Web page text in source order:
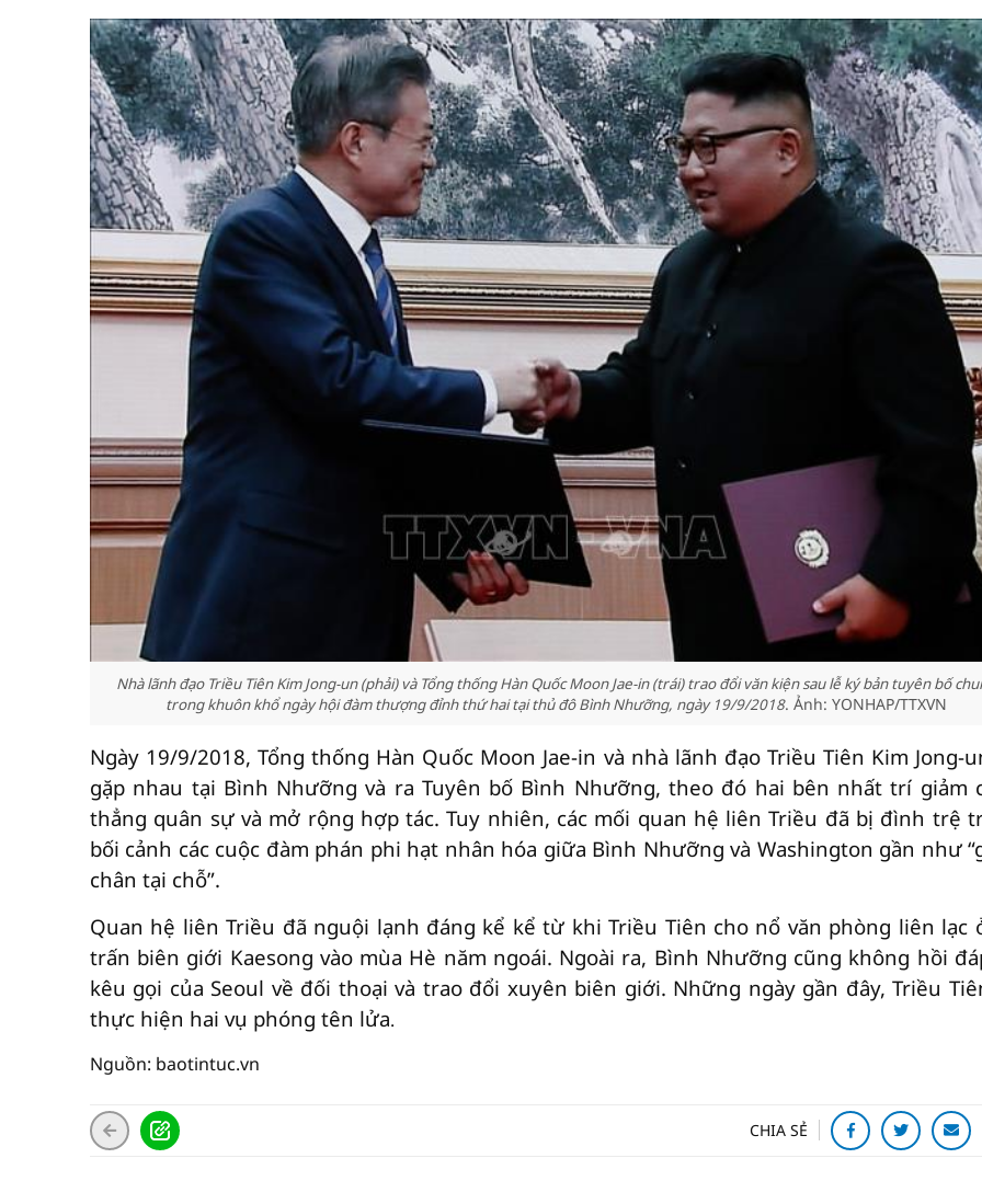
Nhà lãnh đạo Triều Tiên Kim Jong-un (phải) và Tổng thống Hàn Quốc Moon Jae-in (trái) trao đổi văn kiện sau lễ ký bản tuyên bố
trong khuôn khổ ngày hội đàm thượng đỉnh thứ hai tại thủ đô Bình Nhưỡng, ngày 19/9/2018. Ảnh: YONHAP/TTXVN
Ngày 19/9/2018, Tổng thống Hàn Quốc Moon Jae-in và nhà lãnh đạo Triều Tiên Kim Jong-
gặp nhau tại Bình Nhưỡng và ra Tuyên bố Bình Nhưỡng, theo đó hai bên nhất trí giảm
thẳng quân sự và mở rộng hợp tác. Tuy nhiên, các mối quan hệ liên Triều đã bị đình trệ
bối cảnh các cuộc đàm phán phi hạt nhân hóa giữa Bình Nhưỡng và Washington gần như
chân tại chỗ”.
Quan hệ liên Triều đã nguội lạnh đáng kể kể từ khi Triều Tiên cho nổ văn phòng liên lạc
trấn biên giới Kaesong vào mùa Hè năm ngoái. Ngoài ra, Bình Nhưỡng cũng không hồi
kêu gọi của Seoul về đối thoại và trao đổi xuyên biên giới. Những ngày gần đây, Triều
thực hiện hai vụ phóng tên lửa.
Nguồn: baotintuc.vn
CHIA SẺ